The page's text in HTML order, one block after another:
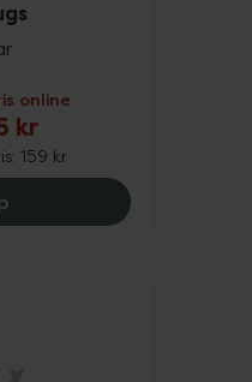
online
kr
159 kr
Alpine SleepDeep Mini